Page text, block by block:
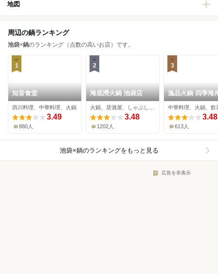
地図
周辺の鍋ランキング
池袋×鍋のランキング（点数の高いお店）です。
1
知音食堂
四川料理、中華料理、火鍋
3.49
880人
2
海底撈火鍋 池袋店
3.48
1202人
3
逸品火鍋 四季海
3.48
613人
池袋×鍋のランキングをもっと見る
広告を非表示